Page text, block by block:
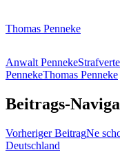
Thomas Penneke
Anwalt Penneke
PennekeThomas Penneke
Beitrags-
Vorheriger BeitragNe
Deutschland